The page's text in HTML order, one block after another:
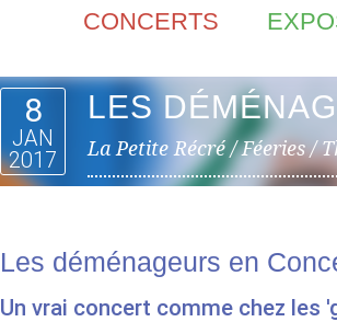
CONCERTS
8
JAN
2017
LES
La Petite Récré / Féeries /
Les déménageurs en
Un vrai concert comme chez les